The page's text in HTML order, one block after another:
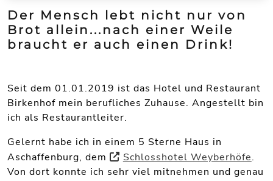
Der Mensch lebt nicht nur von
Brot allein...nach einer Weile
braucht er auch einen Drink!
Seit dem 01.01.2019 ist das Hotel und Restaurant
Birkenhof mein berufliches Zuhause. Angestellt bin
ich als Restaurantleiter.
Gelernt habe ich in einem 5 Sterne Haus in
Aschaffenburg, dem
Schlosshotel Weyberhöfe.
Von dort konnte ich sehr viel mitnehmen und genau